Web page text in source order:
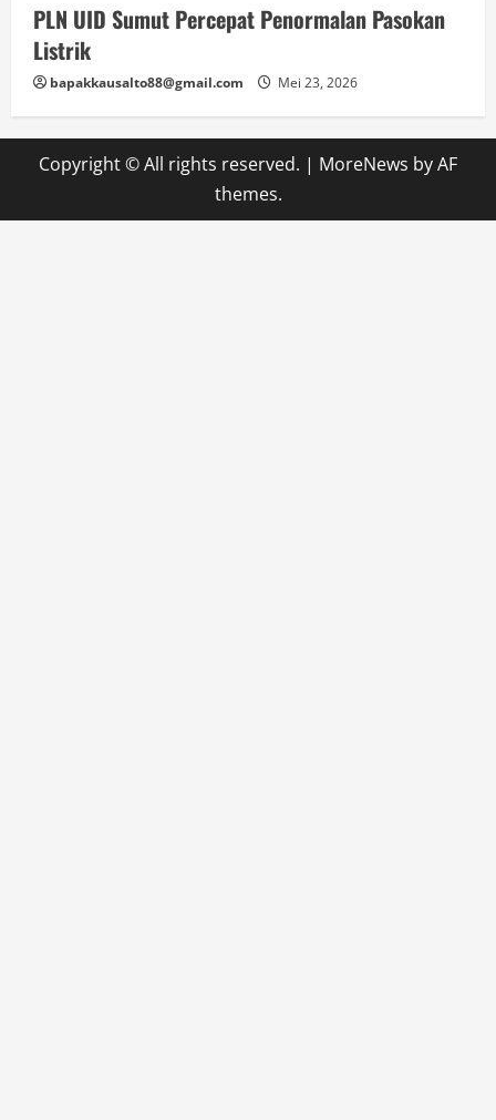
PLN UID Sumut Percepat Penormalan Pasokan
Listrik
bapakkausalto88@gmail.com Mei 23, 2026
Copyright © All rights reserved. | MoreNews by AF
themes.